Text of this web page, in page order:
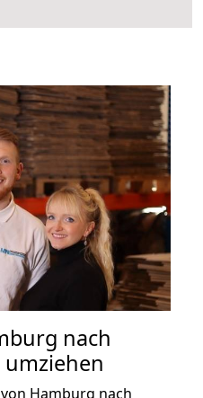
nach
Hamburg nach